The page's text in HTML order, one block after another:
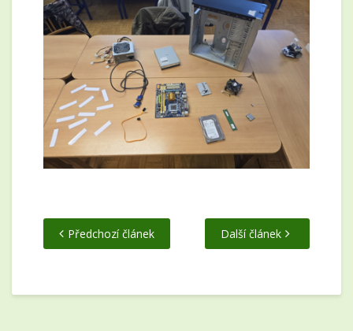
Předchozí článek Další článek